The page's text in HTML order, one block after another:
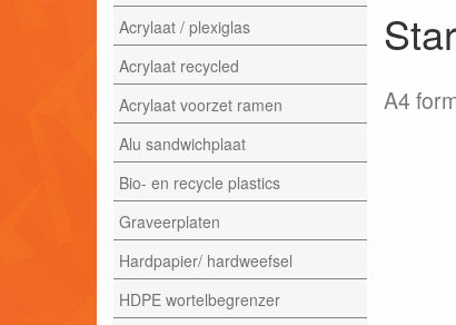
Acrylaat / plexiglas
Acrylaat recycled
Acrylaat voorzet ramen
Alu sandwichplaat
Bio- en recycle plastics
Graveerplaten
Hardpapier/ hardweefsel
HDPE wortelbegrenzer
A4